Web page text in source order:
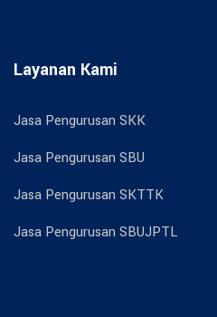
Layanan Kami
Jasa Pengurusan SKK
Jasa Pengurusan SBU
Jasa Pengurusan SKTTK
Jasa Pengurusan SBUJPTL